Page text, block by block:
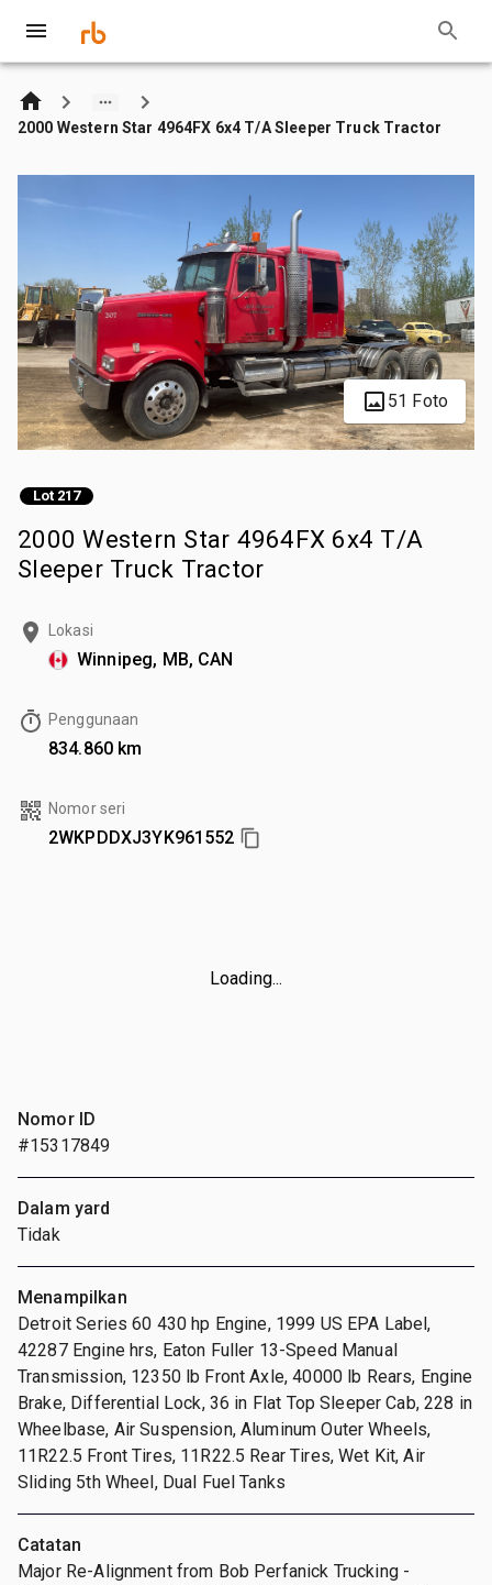
2000 Western Star 4964FX 6x4 T/A Sleeper Truck Tractor
51 Foto
Lot 217
2000 Western Star 4964FX 6x4 T/A
Sleeper Truck Tractor
Lokasi
Winnipeg, MB, CAN
Penggunaan
834.860 km
Nomor seri
2WKPDDXJ3YK961552
Loading...
Nomor ID
#15317849
Dalam yard
Tidak
Menampilkan
Detroit Series 60 430 hp Engine, 1999 US EPA Label,
42287 Engine hrs, Eaton Fuller 13-Speed Manual
Transmission, 12350 lb Front Axle, 40000 lb Rears, Engine
Brake, Differential Lock, 36 in Flat Top Sleeper Cab, 228 in
Wheelbase, Air Suspension, Aluminum Outer Wheels,
11R22.5 Front Tires, 11R22.5 Rear Tires, Wet Kit, Air
Sliding 5th Wheel, Dual Fuel Tanks
Catatan
Major Re-Alignment from Bob Perfanick Trucking -